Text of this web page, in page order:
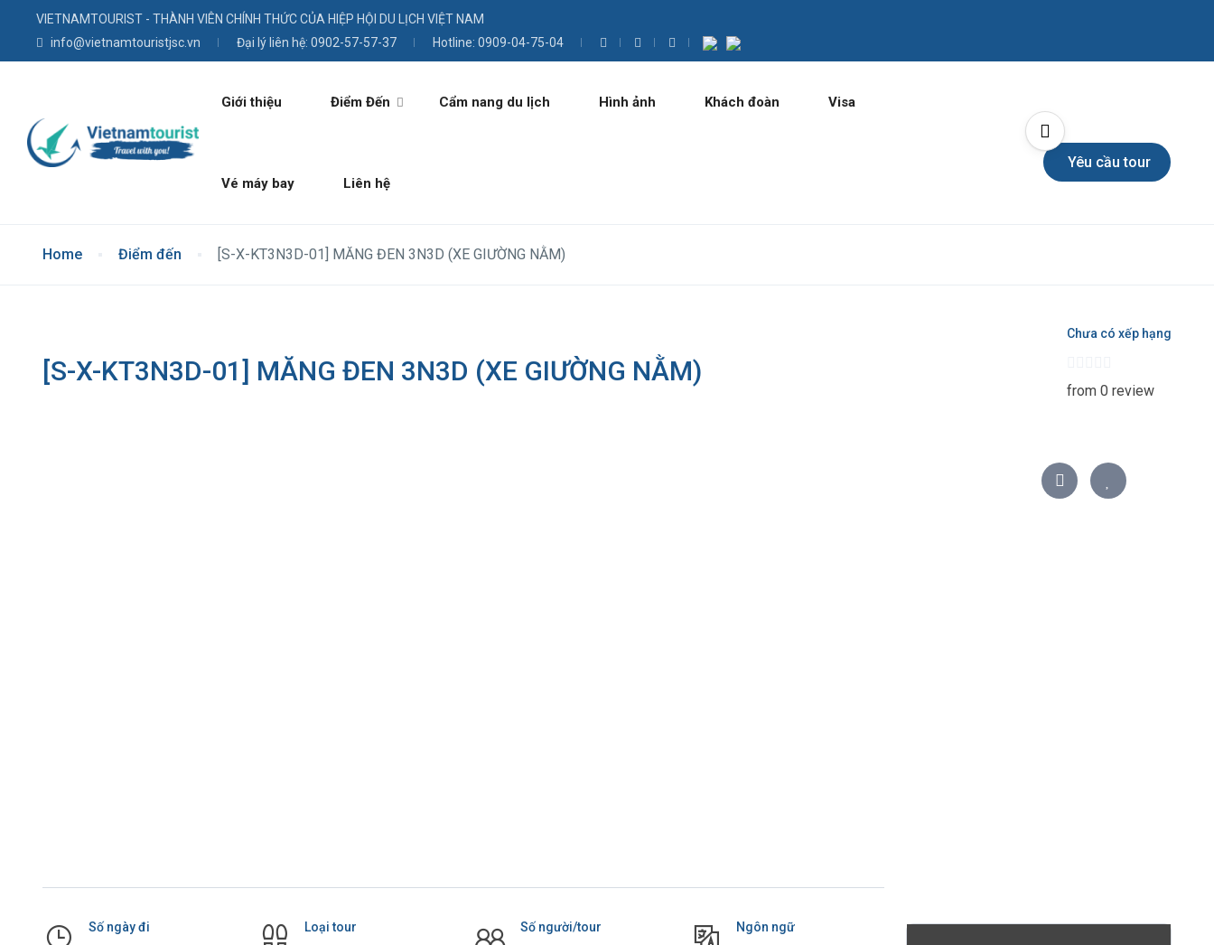
VIETNAMTOURIST - THÀNH VIÊN CHÍNH THỨC CỦA HIỆP HỘI DU LỊCH VIỆT NAM
info@vietnamtouristjsc.vn
Đại lý liên hệ: 0902-57-57-37 Hotline: 0909-04-75-04
Giới thiệu Điểm Đến Cẩm nang du lịch Hình ảnh Khách đoàn Visa
Vé máy bay Liên hệ
Yêu cầu tour
Home Điểm đến [S-X-KT3N3D-01] MĂNG ĐEN 3N3D (XE GIƯỜNG NẰM)
[S-X-KT3N3D-01] MĂNG ĐEN 3N3D (XE GIƯỜNG NẰM)
Chưa có xếp hạng
from 0 review
Số ngày đi
Loại tour
Số người/tour
Ngôn ngữ